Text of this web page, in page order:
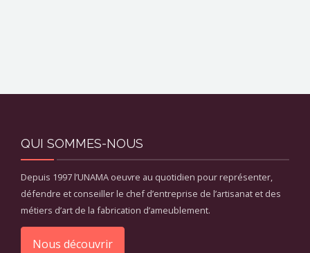
QUI SOMMES-NOUS
Depuis 1997 l’UNAMA oeuvre au quotidien pour représenter,
défendre et conseiller le chef d’entreprise de l’artisanat et des
métiers d’art de la fabrication d’ameublement.
Nous découvrir